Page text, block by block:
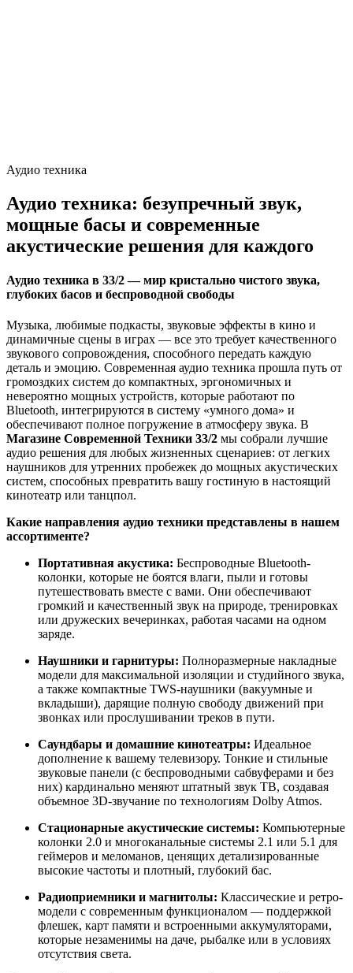
Аудио техника
Аудио техника: безупречный звук,
мощные басы и современные
акустические решения для каждого
Аудио техника в 33/2 — мир кристально чистого звука,
глубоких басов и беспроводной свободы
Музыка, любимые подкасты, звуковые эффекты в кино и
динамичные сцены в играх — все это требует качественного
звукового сопровождения, способного передать каждую
деталь и эмоцию. Современная аудио техника прошла путь от
громоздких систем до компактных, эргономичных и
невероятно мощных устройств, которые работают по
Bluetooth, интегрируются в систему «умного дома» и
обеспечивают полное погружение в атмосферу звука. В
Магазине Современной Техники 33/2 мы собрали лучшие
аудио решения для любых жизненных сценариев: от легких
наушников для утренних пробежек до мощных акустических
систем, способных превратить вашу гостиную в настоящий
кинотеатр или танцпол.
Какие направления аудио техники представлены в нашем
ассортименте?
Портативная акустика: Беспроводные Bluetooth-
колонки, которые не боятся влаги, пыли и готовы
путешествовать вместе с вами. Они обеспечивают
громкий и качественный звук на природе, тренировках
или дружеских вечеринках, работая часами на одном
заряде.
Наушники и гарнитуры: Полноразмерные накладные
модели для максимальной изоляции и студийного звука,
а также компактные TWS-наушники (вакуумные и
вкладыши), дарящие полную свободу движений при
звонках или прослушивании треков в пути.
Саундбары и домашние кинотеатры: Идеальное
дополнение к вашему телевизору. Тонкие и стильные
звуковые панели (с беспроводными сабвуферами и без
них) кардинально меняют штатный звук ТВ, создавая
объемное 3D-звучание по технологиям Dolby Atmos.
Стационарные акустические системы: Компьютерные
колонки 2.0 и многоканальные системы 2.1 или 5.1 для
геймеров и меломанов, ценящих детализированные
высокие частоты и плотный, глубокий бас.
Радиоприемники и магнитолы: Классические и ретро-
модели с современным функционалом — поддержкой
флешек, карт памяти и встроенными аккумуляторами,
которые незаменимы на даче, рыбалке или в условиях
отсутствия света.